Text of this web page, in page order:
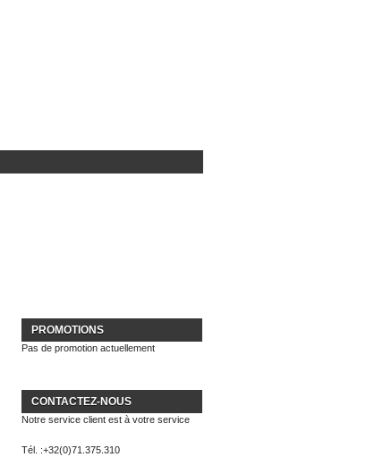
PROMOTIONS
Pas de promotion actuellement
CONTACTEZ-NOUS
Notre service client est à votre service
Tél. :+32(0)71.375.310